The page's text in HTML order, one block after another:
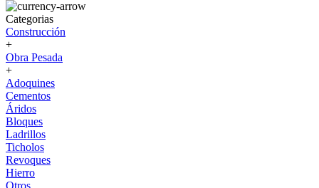
Categorias
Construcción
+
Obra Pesada
+
Adoquines
Cementos
Áridos
Bloques
Ladrillos
Ticholos
Revoques
Hierro
Otros